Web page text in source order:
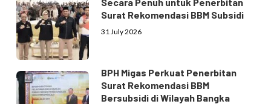
Surat Rekomendasi BBM Subsidi
31 July 2026
BPH Migas Perkuat Penerbitan
Surat Rekomendasi BBM
Bersubsidi di Wilayah Bangka